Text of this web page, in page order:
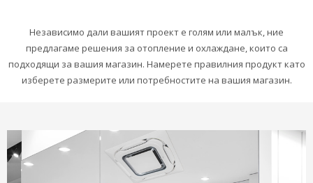
Независимо дали вашият проект е голям или малък, ние
предлагаме решения за отопление и охлаждане, които са
подходящи за вашия магазин. Намерете правилния продукт като
изберете размерите или потребностите на вашия магазин.